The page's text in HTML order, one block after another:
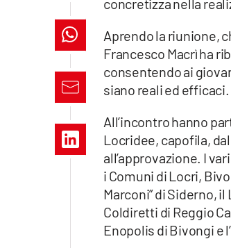
catanzarochannel.it
lacapitalenews.it
concretizza nella
Aprendo la riunione,
Francesco Macrì ha
consentendo ai
siano reali ed efficaci.
All’incontro hanno
Locridee, capofila,
all’approvazione. I
i Comuni di Locri,
Marconi” di Siderno,
Coldiretti di Reggio
Enopolis di Bivongi e